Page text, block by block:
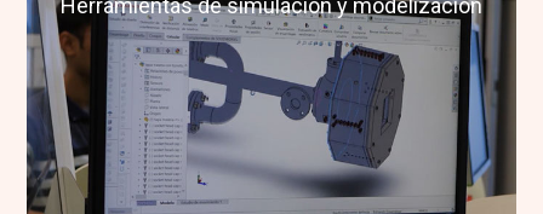
Herramientas de simulación y modelización